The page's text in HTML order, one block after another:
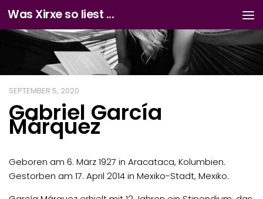
Zum Inhalt springen
Was Xirxe so liest ...
SEPTEMBER 5, 2020
Gabriel García
Márquez
Geboren am 6. März 1927 in Aracataca, Kolumbien.
Gestorben am 17. April 2014 in Mexiko-Stadt, Mexiko.